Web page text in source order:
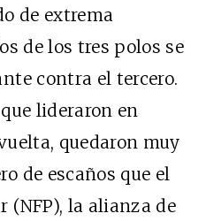
de extrema
de los tres polos se
contra el tercero.
lideraron en
quedaron muy
de escaños que el
(NFP), la alianza de